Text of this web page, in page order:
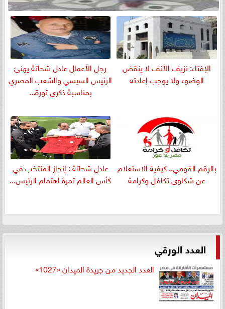
الإفتاء: نزيف الأنف لا ينقض
الوضوء ولا يوجب إعادته
رجل الأعمال عادل شحاتة يهنئ
الرئيس السيسي والشعب المصري
بمناسبة ذكرى ثورة...
بالرقم القومي.. كيفية الاستعلام
عن شكاوى تكافل وكرامة
عادل شحاتة : إنجاز المنتخب في
كأس العالم ثمرة اهتمام الرئيس...
العدد الورقي
العدد الجديد من جريدة الميدان «1027»